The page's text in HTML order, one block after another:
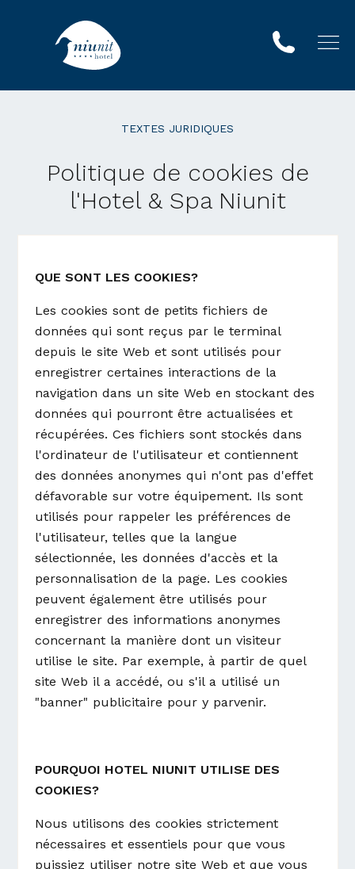
TEXTES JURIDIQUES
Politique de cookies de
l'Hotel & Spa Niunit
QUE SONT LES COOKIES?
Les cookies sont de petits fichiers de
données qui sont reçus par le terminal
depuis le site Web et sont utilisés pour
enregistrer certaines interactions de la
navigation dans un site Web en stockant des
données qui pourront être actualisées et
récupérées. Ces fichiers sont stockés dans
l'ordinateur de l'utilisateur et contiennent
des données anonymes qui n'ont pas d'effet
défavorable sur votre équipement. Ils sont
utilisés pour rappeler les préférences de
l'utilisateur, telles que la langue
sélectionnée, les données d'accès et la
personnalisation de la page. Les cookies
peuvent également être utilisés pour
enregistrer des informations anonymes
concernant la manière dont un visiteur
utilise le site. Par exemple, à partir de quel
site Web il a accédé, ou s'il a utilisé un
"banner" publicitaire pour y parvenir.
POURQUOI HOTEL NIUNIT UTILISE DES
COOKIES?
Nous utilisons des cookies strictement
nécessaires et essentiels pour que vous
puissiez utiliser notre site Web et que vous